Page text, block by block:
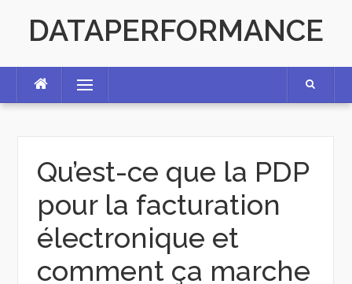
contentDATAPERFORMANCE
Menu
Qu’est-ce que la PDP
pour la facturation
électronique et
comment ça marche